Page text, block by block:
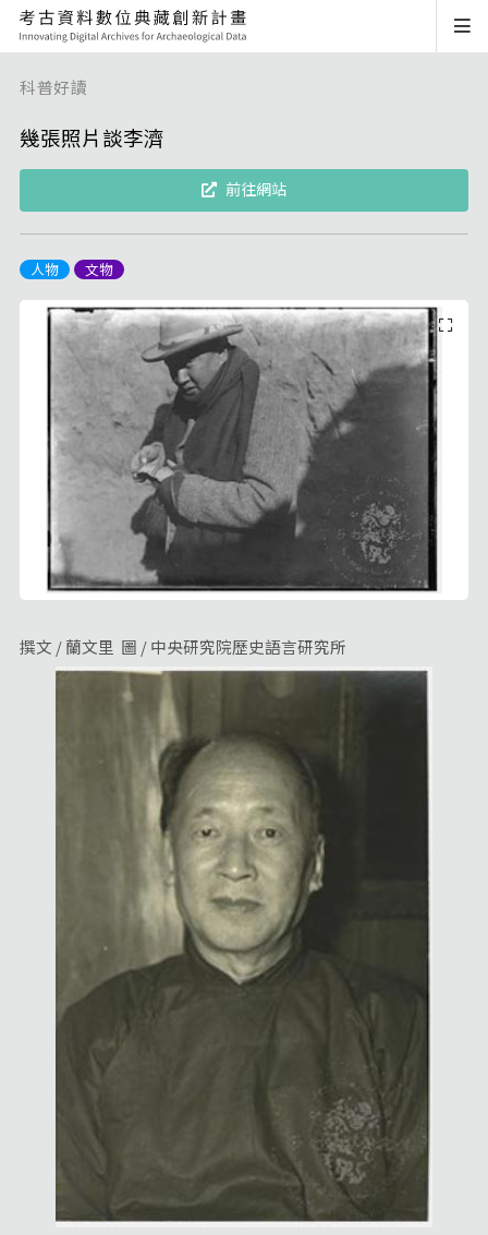
科普好讀
幾張照片談李濟
前往網站
人物 文物
撰文 / 蘭文里 圖 / 中央研究院歷史語言研究所